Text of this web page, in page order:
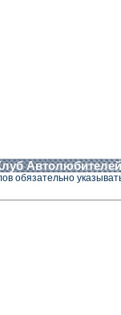
Автолюбителей
обязательно